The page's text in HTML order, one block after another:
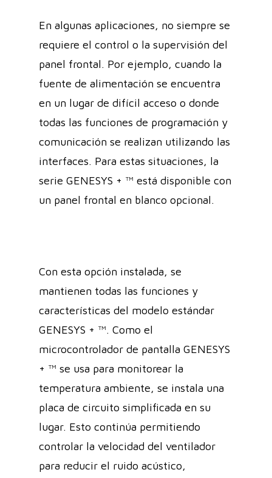
En algunas aplicaciones, no siempre se
requiere el control o la supervisión del
panel frontal. Por ejemplo, cuando la
fuente de alimentación se encuentra
en un lugar de difícil acceso o donde
todas las funciones de programación y
comunicación se realizan utilizando las
interfaces. Para estas situaciones, la
serie GENESYS + ™ está disponible con
un panel frontal en blanco opcional.
Con esta opción instalada, se
mantienen todas las funciones y
características del modelo estándar
GENESYS + ™. Como el
microcontrolador de pantalla GENESYS
+ ™ se usa para monitorear la
temperatura ambiente, se instala una
placa de circuito simplificada en su
lugar. Esto continúa permitiendo
controlar la velocidad del ventilador
para reducir el ruido acústico,